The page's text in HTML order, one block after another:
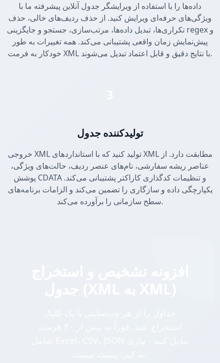
داده‌ها را با استفاده از ویرایشگر جدول آنلاین پیشرفته ما با
ویژگی‌های حرفه‌ای ویرایش کنید. از حذف ردیف‌های خالی، حذف
تکراری‌ها، تبدیل داده‌ها، مرتب‌سازی، جستجو و جایگزینی regex و
پیش‌نمایش زمان واقعی پشتیبانی می‌کند. همه تغییرات به طور
خودکار به فرمت XML با نتایج دقیق و قابل اعتماد تبدیل می‌شوند.
تولیدکننده جدول
خروجی XML تولید کنید که با استانداردهای XML مطابقت دارد. از
عناصر ریشه سفارشی، نام‌های عنصر ردیف، حالت‌های ویژگی،
پوشش CDATA و تنظیمات کدگذاری کاراکتر پشتیبانی می‌کند.
یکپارچگی داده و سازگاری را تضمین می‌کند و الزامات برنامه‌های
سطح سازمانی را برآورده می‌کند.